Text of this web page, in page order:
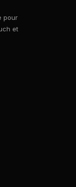
pour
et